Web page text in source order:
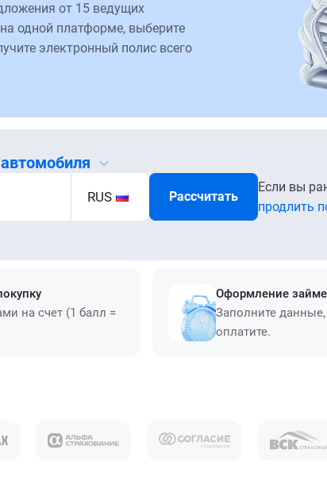
от 15 ведущих
одной платформе, выберите
электронный полис всего
автомобиля
RUS Рассчитать
Если вы
продлить
на счет (1 балл =
Оформление
Заполните
оплатите.